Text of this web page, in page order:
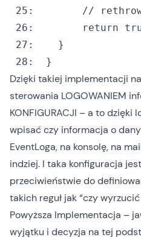
25:
//
26:
return
27:
28:
  }
Dzięki takiej implementacji
sterowania LOGOWANIEM
KONFIGURACJI – a to dzięki
wpisać czy informacja o
EventLoga, na konsolę, na
indziej. I taka konfiguracja
przeciwieństwie do
takich reguł jak “czy
Powyższa Implementacja –
wyjątku i decyzja na tej